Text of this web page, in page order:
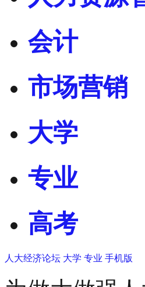
会计
市场营销
大学
专业
高考
人大经济论坛 大学 专业 手机版